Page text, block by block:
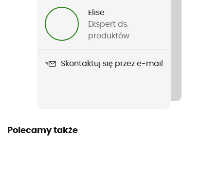
Nazwa produktu
Carb & Electrolyte Drink Mix
Elise
Ekspert ds.
produktów
Skontaktuj się przez e-mail
Polecamy także